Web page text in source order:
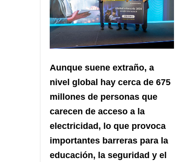
Aunque suene extraño, a
nivel global hay cerca de 675
millones de personas que
carecen de acceso a la
electricidad, lo que provoca
importantes barreras para la
educación, la seguridad y el